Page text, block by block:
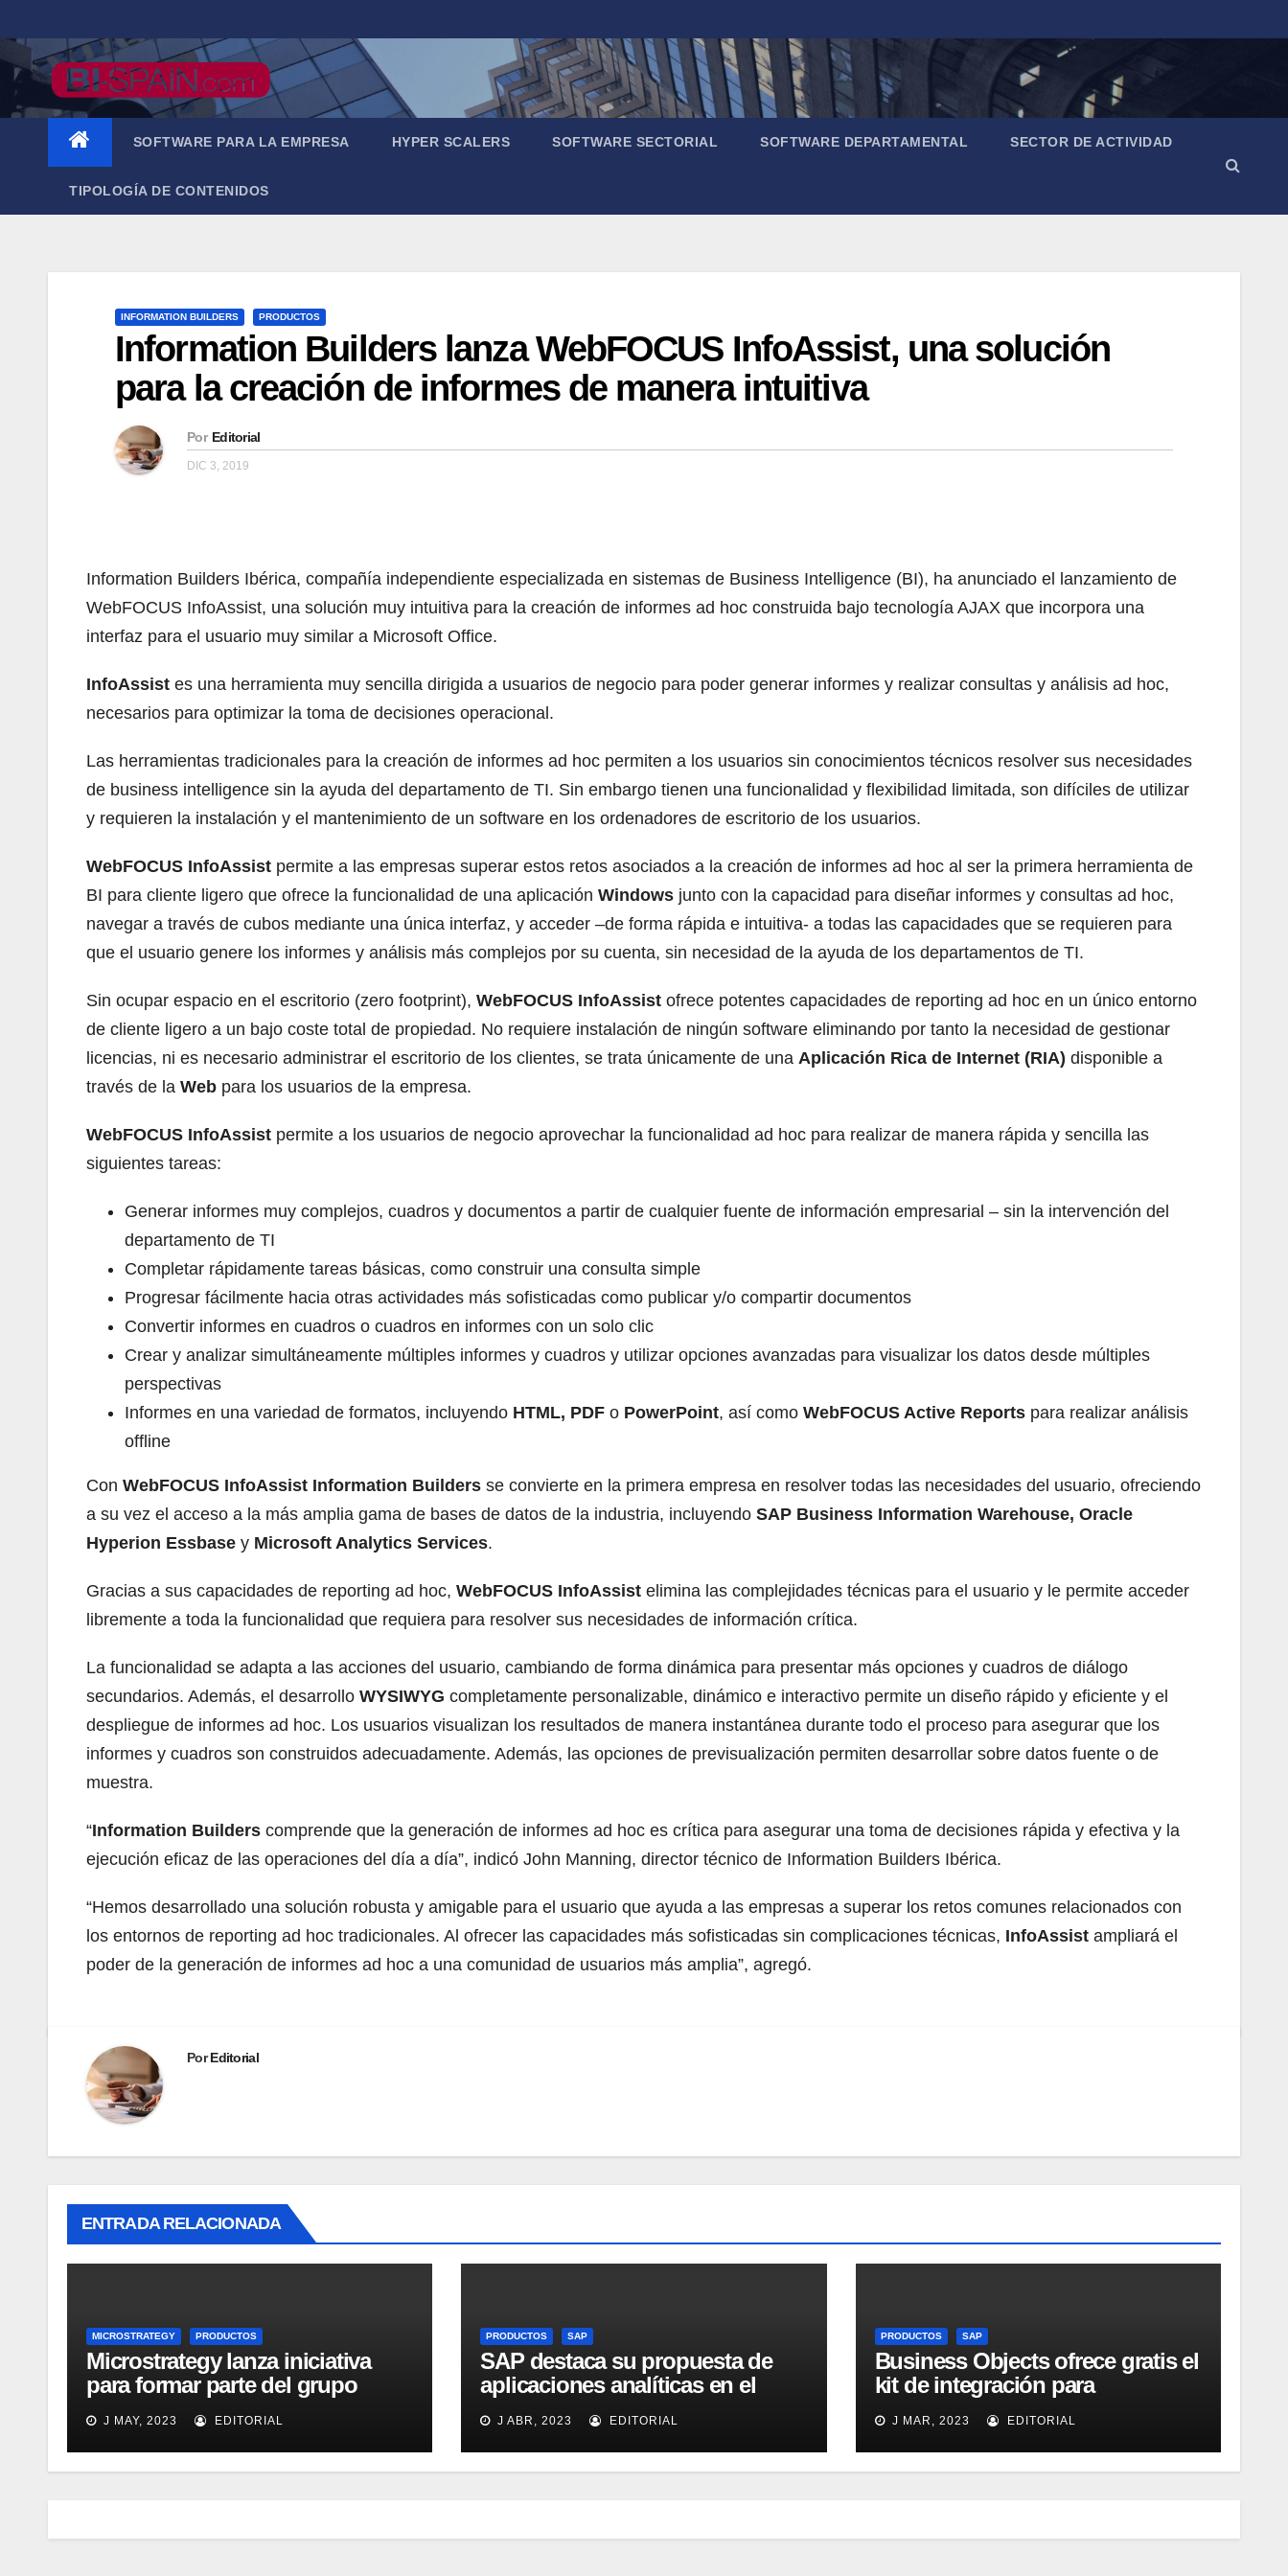
al
contenido
SOFTWARE PARA LA EMPRESA HYPER SCALERS SOFTWARE SECTORIAL SOFTWARE DEPARTAMENTAL SECTOR DE ACTIVIDAD
TIPOLOGÍA DE CONTENIDOS
INFORMATION BUILDERS PRODUCTOS
Information Builders lanza WebFOCUS InfoAssist, una solución
para la creación de informes de manera intuitiva
Por Editorial
DIC 3, 2019
Information Builders Ibérica, compañía independiente especializada en sistemas de Business Intelligence (BI), ha anunciado el lanzamiento de
WebFOCUS InfoAssist, una solución muy intuitiva para la creación de informes ad hoc construida bajo tecnología AJAX que incorpora una
interfaz para el usuario muy similar a Microsoft Office.
InfoAssist es una herramienta muy sencilla dirigida a usuarios de negocio para poder generar informes y realizar consultas y análisis ad hoc,
necesarios para optimizar la toma de decisiones operacional.
Las herramientas tradicionales para la creación de informes ad hoc permiten a los usuarios sin conocimientos técnicos resolver sus necesidades
de business intelligence sin la ayuda del departamento de TI. Sin embargo tienen una funcionalidad y flexibilidad limitada, son difíciles de utilizar
y requieren la instalación y el mantenimiento de un software en los ordenadores de escritorio de los usuarios.
WebFOCUS InfoAssist permite a las empresas superar estos retos asociados a la creación de informes ad hoc al ser la primera herramienta de
BI para cliente ligero que ofrece la funcionalidad de una aplicación Windows junto con la capacidad para diseñar informes y consultas ad hoc,
navegar a través de cubos mediante una única interfaz, y acceder –de forma rápida e intuitiva- a todas las capacidades que se requieren para
que el usuario genere los informes y análisis más complejos por su cuenta, sin necesidad de la ayuda de los departamentos de TI.
Sin ocupar espacio en el escritorio (zero footprint), WebFOCUS InfoAssist ofrece potentes capacidades de reporting ad hoc en un único entorno
de cliente ligero a un bajo coste total de propiedad. No requiere instalación de ningún software eliminando por tanto la necesidad de gestionar
licencias, ni es necesario administrar el escritorio de los clientes, se trata únicamente de una Aplicación Rica de Internet (RIA) disponible a
través de la Web para los usuarios de la empresa.
WebFOCUS InfoAssist permite a los usuarios de negocio aprovechar la funcionalidad ad hoc para realizar de manera rápida y sencilla las
siguientes tareas:
Generar informes muy complejos, cuadros y documentos a partir de cualquier fuente de información empresarial – sin la intervención del
departamento de TI
Completar rápidamente tareas básicas, como construir una consulta simple
Progresar fácilmente hacia otras actividades más sofisticadas como publicar y/o compartir documentos
Convertir informes en cuadros o cuadros en informes con un solo clic
Crear y analizar simultáneamente múltiples informes y cuadros y utilizar opciones avanzadas para visualizar los datos desde múltiples
perspectivas
Informes en una variedad de formatos, incluyendo HTML, PDF o PowerPoint, así como WebFOCUS Active Reports para realizar análisis
offline
Con WebFOCUS InfoAssist Information Builders se convierte en la primera empresa en resolver todas las necesidades del usuario, ofreciendo
a su vez el acceso a la más amplia gama de bases de datos de la industria, incluyendo SAP Business Information Warehouse, Oracle
Hyperion Essbase y Microsoft Analytics Services.
Gracias a sus capacidades de reporting ad hoc, WebFOCUS InfoAssist elimina las complejidades técnicas para el usuario y le permite acceder
libremente a toda la funcionalidad que requiera para resolver sus necesidades de información crítica.
La funcionalidad se adapta a las acciones del usuario, cambiando de forma dinámica para presentar más opciones y cuadros de diálogo
secundarios. Además, el desarrollo WYSIWYG completamente personalizable, dinámico e interactivo permite un diseño rápido y eficiente y el
despliegue de informes ad hoc. Los usuarios visualizan los resultados de manera instantánea durante todo el proceso para asegurar que los
informes y cuadros son construidos adecuadamente. Además, las opciones de previsualización permiten desarrollar sobre datos fuente o de
muestra.
“Information Builders comprende que la generación de informes ad hoc es crítica para asegurar una toma de decisiones rápida y efectiva y la
ejecución eficaz de las operaciones del día a día”, indicó John Manning, director técnico de Information Builders Ibérica.
“Hemos desarrollado una solución robusta y amigable para el usuario que ayuda a las empresas a superar los retos comunes relacionados con
los entornos de reporting ad hoc tradicionales. Al ofrecer las capacidades más sofisticadas sin complicaciones técnicas, InfoAssist ampliará el
poder de la generación de informes ad hoc a una comunidad de usuarios más amplia”, agregó.
PorEditorial
ENTRADA RELACIONADA
MICROSTRATEGY PRODUCTOS
Microstrategy lanza iniciativa
para formar parte del grupo
MicroStrategy Business
Intelligence Group en LinkedIn
J MAY, 2023 EDITORIAL
PRODUCTOS SAP
SAP destaca su propuesta de
aplicaciones analíticas en el
mercado español
J ABR, 2023 EDITORIAL
PRODUCTOS SAP
Business Objects ofrece gratis el
kit de integración para
Micrososft Office SharePoint
Server 2007
J MAR, 2023 EDITORIAL